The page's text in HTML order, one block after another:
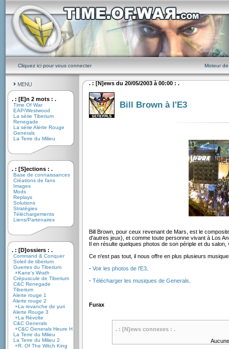
Cliquez ici pour vous connecter Moteur
. : [E]n 2 mots : .
Time Of War
EAP/Westwood
La série Tiberium
Renegade
La série Alerte Rouge
Generals
La Terre du Milieu
. : [S]ections : .
Base de connaissances
Créations de fans
Images
Mods
Replays
Solutions
Stratégies
Téléchargements
Liens/Partenaires
. : [D]ossiers : .
Command & Conquer
Soleil de tiberium
Guerres du Tiberium
+Kane's Wrath
Crépuscule de Tiberium
C&C Renegade
Tiberium
Alerte rouge 1
Alerte rouge 2
+La revanche de yuri
Alerte Rouge 3
+La Révolte
C&C Generals
+C&C Generals Heure H
La Terre du Milieu
La Terre du Milieu 2
+R. Of The Witch King
. : [N]ews du 20/05/2003 à 00:00 : .
Bill Brown à l'E3
Bill Brown, pour ceux revenant de Mars, est le
d'autres jeux), et comme toute personne vivant à Los
Il en résulte quelques photos de son périple et du salon,
Ce n'est pas tout, il nous offre en plus plusieurs
- Voir les photos de l'E3.
- Télécharger les musiques de Generals
Furax
. : [N]ews connexes : .